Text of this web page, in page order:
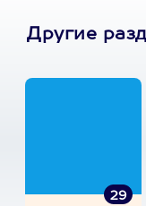
Другие
29